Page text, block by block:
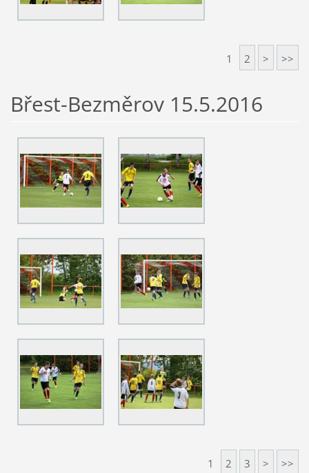
1 2 > >>
Břest-Bezměrov 15.5.2016
1 2 3 > >>